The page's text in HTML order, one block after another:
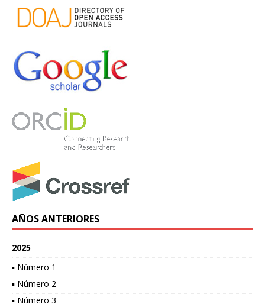
AÑOS ANTERIORES
2025
▪ Número 1
▪ Número 2
▪ Número 3